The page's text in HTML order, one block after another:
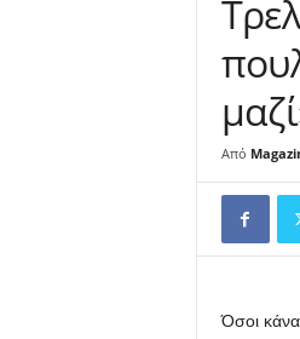
Από
Όσοι